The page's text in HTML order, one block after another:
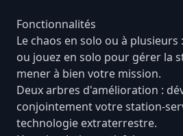
Fonctionnalités
Le chaos en solo ou à plusieurs
ou jouez en solo pour gérer la
mener à bien votre mission.
Deux arbres d'amélioration :
conjointement votre station-
technologie extraterrestre.